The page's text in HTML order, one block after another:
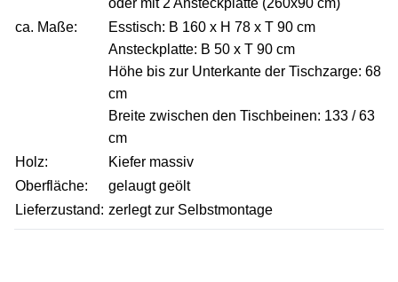
oder mit 2 Ansteckplatte (260x90 cm)
ca. Maße:
Esstisch: B 160 x H 78 x T 90 cm
Ansteckplatte: B 50 x T 90 cm
Höhe bis zur Unterkante der Tischzarge: 68
cm
Breite zwischen den Tischbeinen: 133 / 63
cm
Holz:
Kiefer massiv
Oberfläche:
gelaugt geölt
Lieferzustand: zerlegt zur Selbstmontage